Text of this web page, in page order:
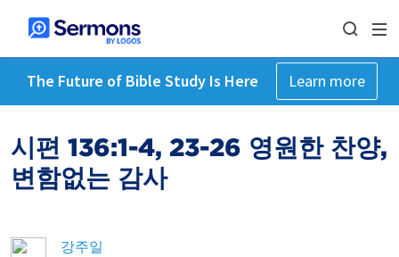
The Future of Bible Study Is Here Learn more
시편 136:1-4, 23-26 영원한 찬양,
변함없는 감사
강주일